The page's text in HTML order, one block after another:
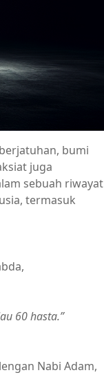
bumi
juga
sebuah riwayat
termasuk
60 hasta.”
Nabi Adam,